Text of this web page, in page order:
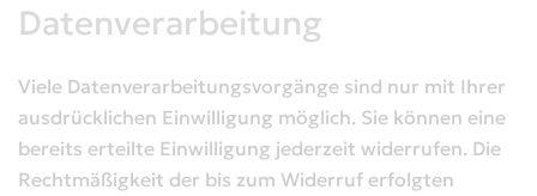
Datenverarbeitung
Viele Datenverarbeitungsvorgänge sind nur mit Ihrer
ausdrücklichen Einwilligung möglich. Sie können eine
bereits erteilte Einwilligung jederzeit widerrufen. Die
Rechtmäßigkeit der bis zum Widerruf erfolgten